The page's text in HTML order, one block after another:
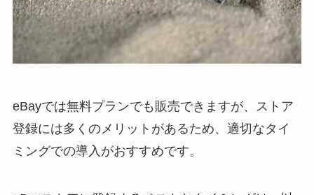
eBayでは無料プランでも販売できますが、ストア
登録には多くのメリットがあるため、適切なタイ
ミングでの導入 がおすすめです。